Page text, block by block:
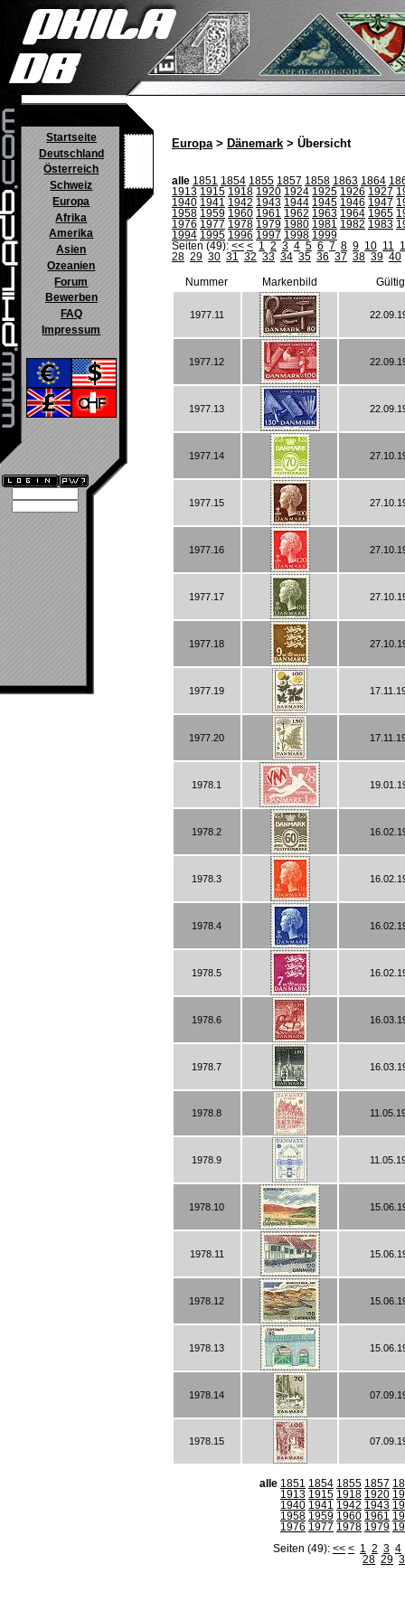
Startseite
Deutschland
Österreich
Schweiz
Europa
Afrika
Amerika
Asien
Ozeanien
Forum
Bewerben
FAQ
Impressum
Europa> Dänemark > Übersicht
alle 1851 1854 1855 1857 1858 1863 1864
1913 1915 1918 1920 1924 1925 1926 1927
1940 1941 1942 1943 1944 1945 1946 1947
1958 1959 1960 1961 1962 1963 1964 1965
1976 1977 1978 1979 1980 1981 1982 1983
1994 1995 1996 1997 1998 1999
Seiten (49): << < 1 2 3 4 5 6 7 8 9 10 11
28 29 30 31 32 33 34 35 36 37 38 39 40
Nummer Markenbild
1977.11
1977.12
1977.13
1977.14
1977.15
1977.16
1977.17
1977.18
1977.19
1977.20
1978.1
1978.2
1978.3
1978.4
1978.5
1978.6
1978.7
1978.8
1978.9
1978.10
1978.11
1978.12
1978.13
1978.14
1978.15
alle 1851 1854 1855 1857
1913 1915 1918 1920
1940 1941 1942 1943
1958 1959 1960 1961
1976 1977 1978 1979
Seiten (49): << < 1 2 3 4
28 29